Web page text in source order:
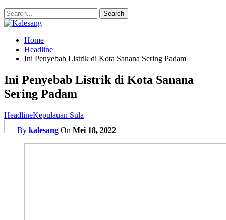
Home
Headline
Ini Penyebab Listrik di Kota Sanana Sering Padam
Ini Penyebab Listrik di Kota Sanana
Sering Padam
HeadlineKepulauan Sula
By kalesang On Mei 18, 2022